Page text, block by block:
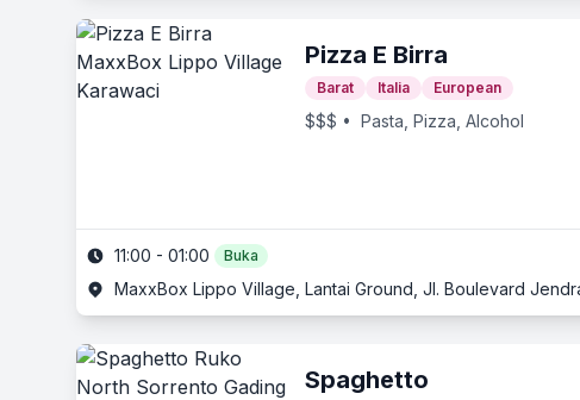
Pizza E Birra
Barat Italia European
$$$ • Pasta, Pizza, Alcohol
11:00 - 01:00 Buka
MaxxBox Lippo Village, Lantai Ground, Jl. Boulevard
Spaghetto